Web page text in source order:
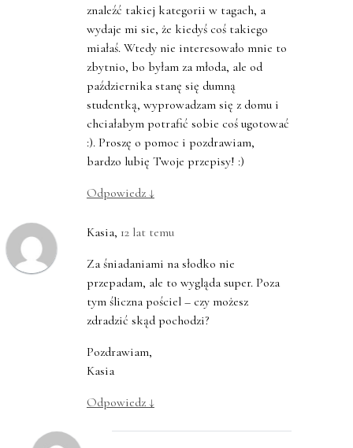
znaleźć takiej kategorii w tagach, a
wydaje mi sie, że kiedyś coś takiego
miałaś. Wtedy nie interesowało mnie to
zbytnio, bo byłam za młoda, ale od
października stanę się dumną
studentką, wyprowadzam się z domu i
chciałabym potrafić sobie coś ugotować
:). Proszę o pomoc i pozdrawiam,
bardzo lubię Twoje przepisy! :)
Odpowiedz ↓
Kasia, 12 lat temu
Za śniadaniami na słodko nie
przepadam, ale to wygląda super. Poza
tym śliczna pościel – czy możesz
zdradzić skąd pochodzi?
Pozdrawiam,
Kasia
Odpowiedz ↓